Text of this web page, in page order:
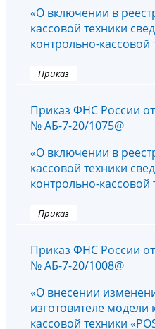
«О включении в
кассовой техники
контрольно-кассовой
Приказ
Приказ ФНС России
№ АБ-7-20/1075@
«О включении в
кассовой техники
контрольно-кассовой
Приказ
Приказ ФНС России
№ АБ-7-20/1008@
«О внесении
изготовителе модели
кассовой техники